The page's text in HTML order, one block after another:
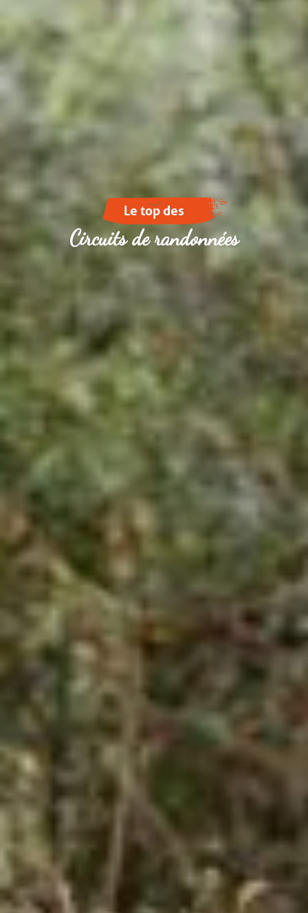
Le top des
Circuits de randonnées